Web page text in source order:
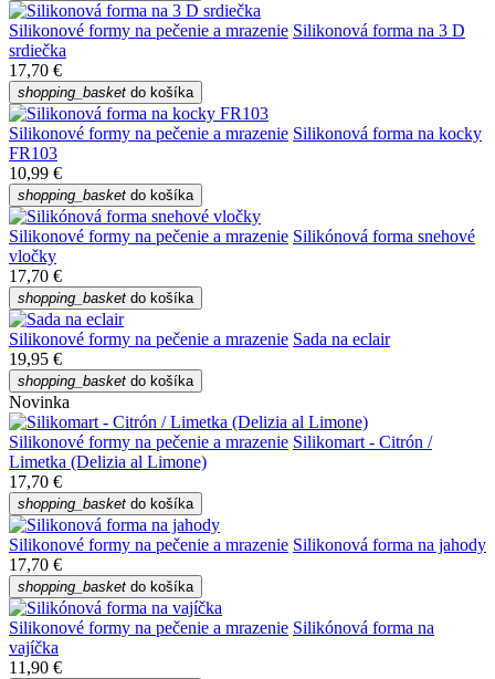
Silikonové formy na pečenie a mrazenie Silikonová forma na 3 D
srdiečka
17,70 €
shopping_basket do košíka
Silikonové formy na pečenie a mrazenie Silikonová forma na kocky
FR103
10,99 €
shopping_basket do košíka
Silikonové formy na pečenie a mrazenie Silikónová forma snehové
vločky
17,70 €
shopping_basket do košíka
Silikonové formy na pečenie a mrazenie Sada na eclair
19,95 €
shopping_basket do košíka
Novinka
Silikonové formy na pečenie a mrazenie Silikomart - Citrón /
Limetka (Delizia al Limone)
17,70 €
shopping_basket do košíka
Silikonové formy na pečenie a mrazenie Silikonová forma na jahody
17,70 €
shopping_basket do košíka
Silikonové formy na pečenie a mrazenie Silikónová forma na
vajíčka
11,90 €